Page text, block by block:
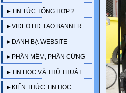
►TIN TỨC TỔNG HỢP 2
►VIDEO HD TẠO BANNER
►DANH BẠ WEBSITE
►PHẦN MỀM, PHẦN CỨNG
►TIN HỌC VÀ THỦ THUẬT
►KIẾN THỨC TIN HỌC